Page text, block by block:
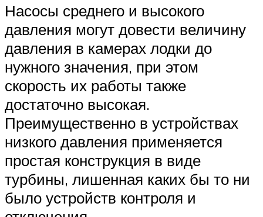
Насосы среднего и высокого
давления могут довести величину
давления в камерах лодки до
нужного значения, при этом
скорость их работы также
достаточно высокая.
Преимущественно в устройствах
низкого давления применяется
простая конструкция в виде
турбины, лишенная каких бы то ни
было устройств контроля и